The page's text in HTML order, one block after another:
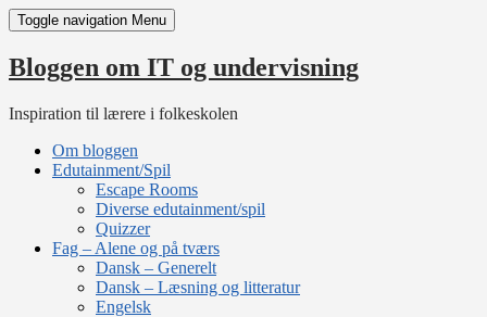
Skip
to
content
Toggle navigation Menu
Bloggen om IT og undervisning
Inspiration til lærere i folkeskolen
Om bloggen
Edutainment/Spil
Escape Rooms
Diverse edutainment/spil
Quizzer
Fag – Alene og på tværs
Dansk – Generelt
Dansk – Læsning og litteratur
Engelsk